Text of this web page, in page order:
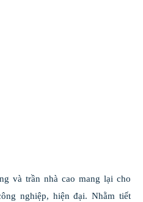
và trần nhà cao mang lại cho
nghiệp, hiện đại. Nhằm tiết